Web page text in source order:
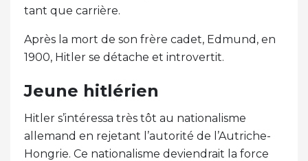
tant que carrière.
Après la mort de son frère cadet, Edmund, en
1900, Hitler se détache et introvertit.
Jeune hitlérien
Hitler s’intéressa très tôt au nationalisme
allemand en rejetant l’autorité de l’Autriche-
Hongrie. Ce nationalisme deviendrait la force